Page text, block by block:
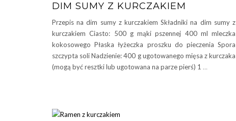
DIM SUMY Z KURCZAKIEM
Przepis na dim sumy z kurczakiem Składniki na dim sumy z
kurczakiem Ciasto: 500 g mąki pszennej 400 ml mleczka
kokosowego Płaska łyżeczka proszku do pieczenia Spora
szczypta soli Nadzienie: 400 g ugotowanego mięsa z kurczaka
(mogą być resztki lub ugotowana na parze pierś) 1 …